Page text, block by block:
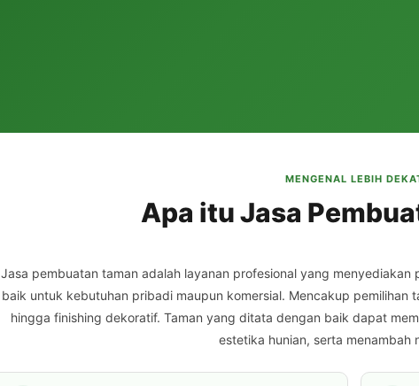
MENGENAL LEBIH
Apa itu Jasa
Jasa pembuatan taman adalah layanan profesional yang
baik untuk kebutuhan pribadi maupun komersial. Mencakup pemilihan
hingga finishing dekoratif. Taman yang ditata dengan baik dapat
estetika hunian, serta menambah